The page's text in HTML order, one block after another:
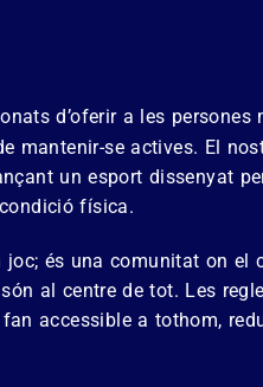
d’oferir a les
mantenir-se actives. El
un esport dissenyat
física.
joc; és una comunitat on el
al centre de tot. Les
accessible a tothom,